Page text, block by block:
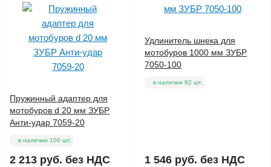
Пружинный адаптер для
мотобуров d 20 мм ЗУБР
Анти-удар 7059-20
в наличии 100 шт.
2 213 руб. без НДС
Удлинитель шнека для
мотобуров 1000 мм ЗУБР
7050-100
в наличии 82 шт.
1 546 руб. без НДС